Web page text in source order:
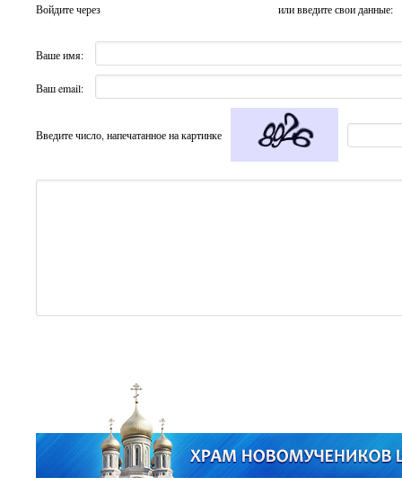
Войдите через или введите свои данные:
Ваше имя:
Ваш email:
Введите число, напечатанное на картинке